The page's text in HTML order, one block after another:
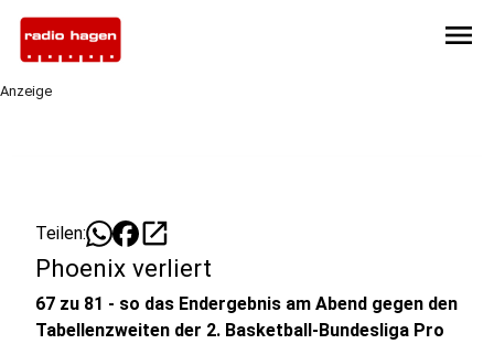
menu
Anzeige
Teilen: open_in_new
Phoenix verliert
67 zu 81 - so das Endergebnis am Abend gegen den
Tabellenzweiten der 2. Basketball-Bundesliga Pro